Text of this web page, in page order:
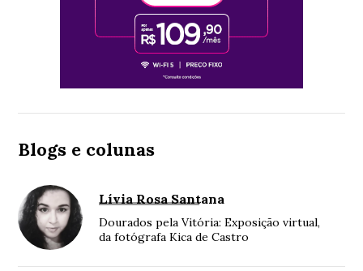
Blogs e colunas
Lívia Rosa Santana
Dourados pela Vitória: Exposição virtual,
da fotógrafa Kica de Castro